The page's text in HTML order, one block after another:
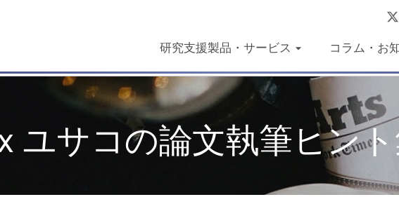
研究支援製品・サービス コラム・お
ユサコの論文執筆ヒン